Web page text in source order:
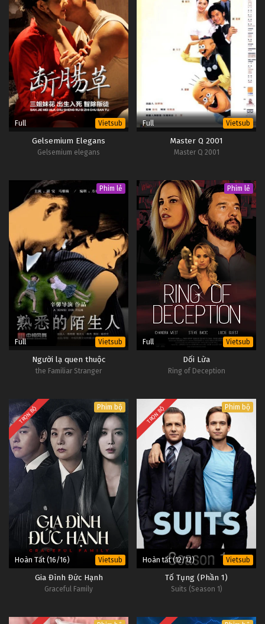
Full Vietsub
Gelsemium Elegans
Gelsemium elegans
Full Vietsub
Master Q 2001
Master Q 2001
Phim lẻ
Full Vietsub
Người lạ quen thuộc
the Familiar Stranger
Phim lẻ
Full Vietsub
Dối Lừa
Ring of Deception
TRỌN BỘ Phim bộ
Hoàn Tất (16/16) Vietsub
Gia Đình Đức Hạnh
Graceful Family
TRỌN BỘ Phim bộ
Hoàn tất (12/12) Vietsub
Tố Tụng (Phần 1)
Suits (Season 1)